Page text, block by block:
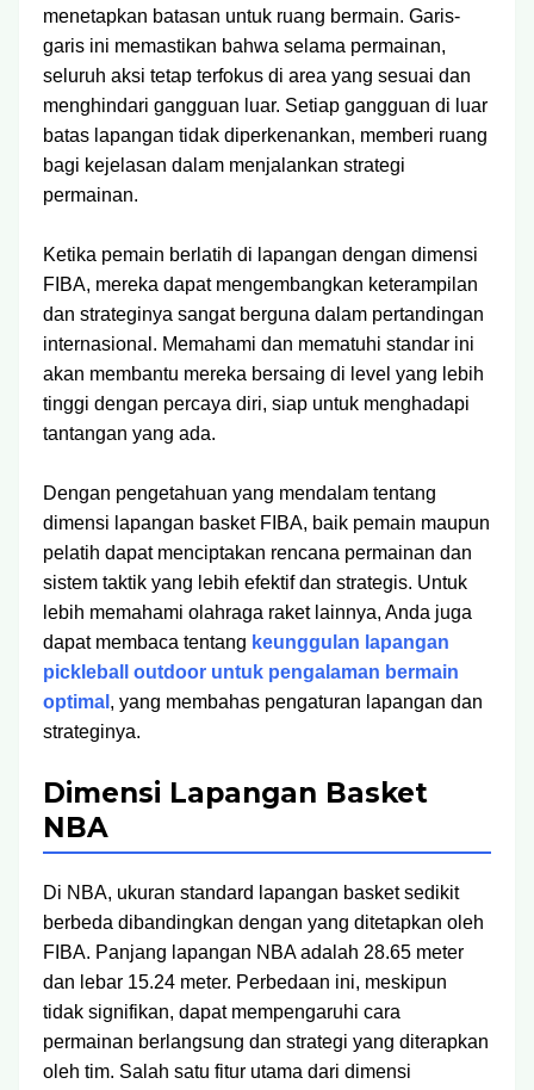
menetapkan batasan untuk ruang bermain. Garis-
garis ini memastikan bahwa selama permainan,
seluruh aksi tetap terfokus di area yang sesuai dan
menghindari gangguan luar. Setiap gangguan di luar
batas lapangan tidak diperkenankan, memberi ruang
bagi kejelasan dalam menjalankan strategi
permainan.
Ketika pemain berlatih di lapangan dengan dimensi
FIBA, mereka dapat mengembangkan keterampilan
dan strateginya sangat berguna dalam pertandingan
internasional. Memahami dan mematuhi standar ini
akan membantu mereka bersaing di level yang lebih
tinggi dengan percaya diri, siap untuk menghadapi
tantangan yang ada.
Dengan pengetahuan yang mendalam tentang
dimensi lapangan basket FIBA, baik pemain maupun
pelatih dapat menciptakan rencana permainan dan
sistem taktik yang lebih efektif dan strategis. Untuk
lebih memahami olahraga raket lainnya, Anda juga
dapat membaca tentang keunggulan lapangan
pickleball outdoor untuk pengalaman bermain
optimal , yang membahas pengaturan lapangan dan
strateginya.
Dimensi Lapangan Basket
NBA
Di NBA, ukuran standard lapangan basket sedikit
berbeda dibandingkan dengan yang ditetapkan oleh
FIBA. Panjang lapangan NBA adalah 28.65 meter
dan lebar 15.24 meter. Perbedaan ini, meskipun
tidak signifikan, dapat mempengaruhi cara
permainan berlangsung dan strategi yang diterapkan
oleh tim. Salah satu fitur utama dari dimensi